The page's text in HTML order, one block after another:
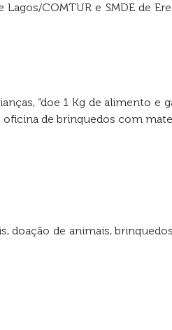
COMTUR e SMDE de
“doe 1 Kg de alimento e
de brinquedos com
doação de animais,